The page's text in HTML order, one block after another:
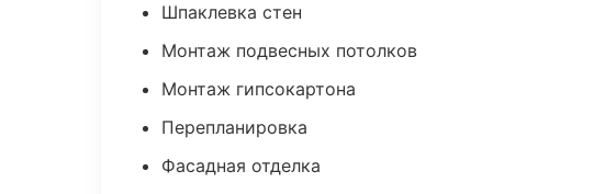
Шпаклевка стен
Монтаж подвесных потолков
Монтаж гипсокартона
Перепланировка
Фасадная отделка